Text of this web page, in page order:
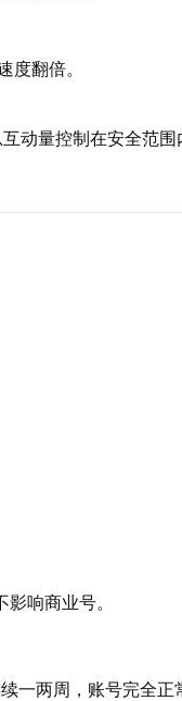
翻倍。
动量控制在安全范围
响商业号。
两周，账号完全正